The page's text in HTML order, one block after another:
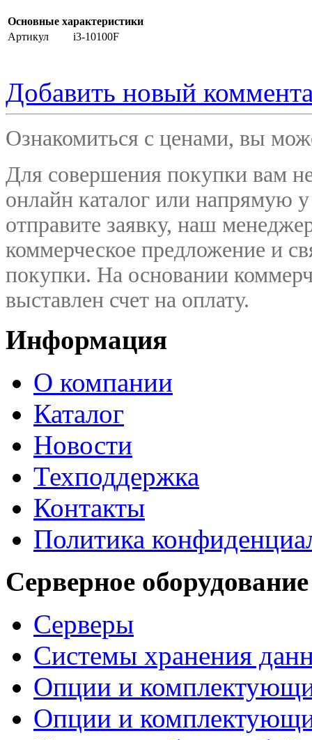
Основные характеристики
Артикул
i3-10100F
Добавить новый
Ознакомиться с ценами, вы
Для совершения покупки вам
онлайн каталог или напрямую
отправите заявку, наш
коммерческое предложение и
покупки. На основании
выставлен счет на оплату.
Информация
О компании
Каталог
Новости
Техподдержка
Контакты
Политика
Серверное оборудование
Серверы
Системы хранения
Опции и
Опции и